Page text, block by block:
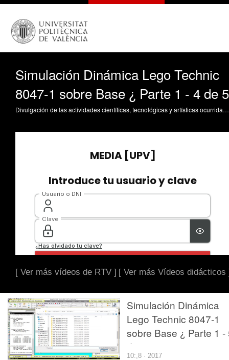
Simulación Dinámica Lego Technic
8047-1 sobre Base ¿ Parte 1 - 4 de 5
Divulgación de las actividades científicas, tecnológicas y artísticas ocurridas en los tres campus de la UPV
[ Ver más vídeos de RTV ] [ Ver más Vídeos didácticos
Simulación Dinámica
Lego Technic 8047-1
sobre Base ¿ Parte 1 -
de 5
10:,8 · 2017